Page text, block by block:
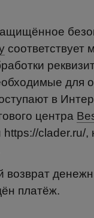
для
в
центра
clader.ru/
возврат
платёж.